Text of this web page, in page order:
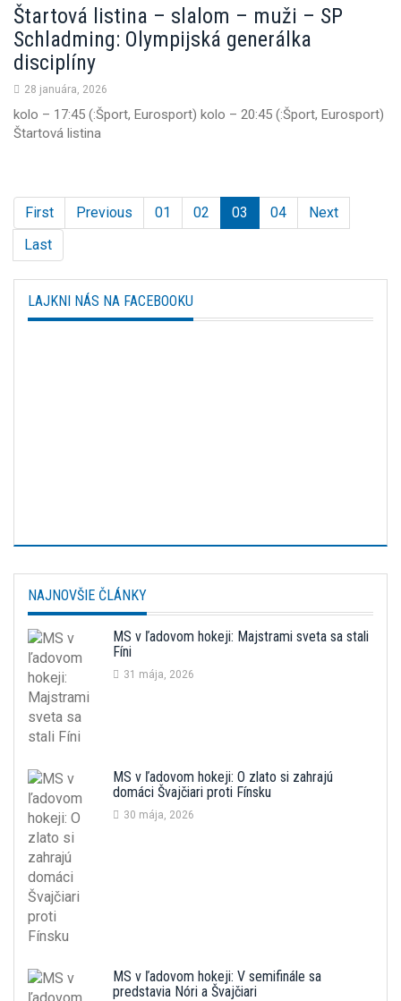
Štartová listina – slalom – muži – SP
Schladming: Olympijská generálka
disciplíny
28 januára, 2026
kolo – 17:45 (:Šport, Eurosport) kolo – 20:45 (:Šport, Eurosport)
Štartová listina
First Previous 01 02 03 04
Next
Last
LAJKNI NÁS NA FACEBOOKU
NAJNOVŠIE ČLÁNKY
MS v ľadovom hokeji: Majstrami sveta sa stali
Fíni
31 mája, 2026
MS v ľadovom hokeji: O zlato si zahrajú
domáci Švajčiari proti Fínsku
30 mája, 2026
MS v ľadovom hokeji: V semifinále sa
predstavia Nóri a Švajčiari